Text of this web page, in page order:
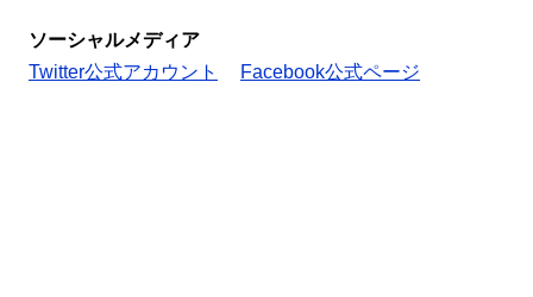
ソーシャルメディア
Twitter公式アカウント
Facebook公式ページ